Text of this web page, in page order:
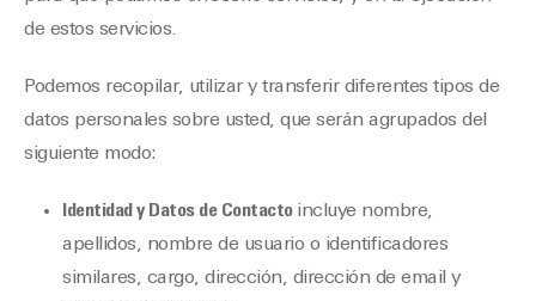
de estos servicios.
Podemos recopilar, utilizar y transferir diferentes tipos de
datos personales sobre usted, que serán agrupados del
siguiente modo:
Identidad y Datos de Contacto incluye nombre,
apellidos, nombre de usuario o identificadores
similares, cargo, dirección, dirección de email y